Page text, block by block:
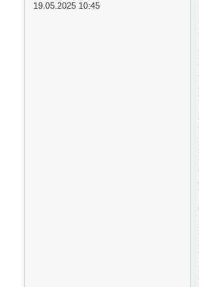
19.05.2025 10:45